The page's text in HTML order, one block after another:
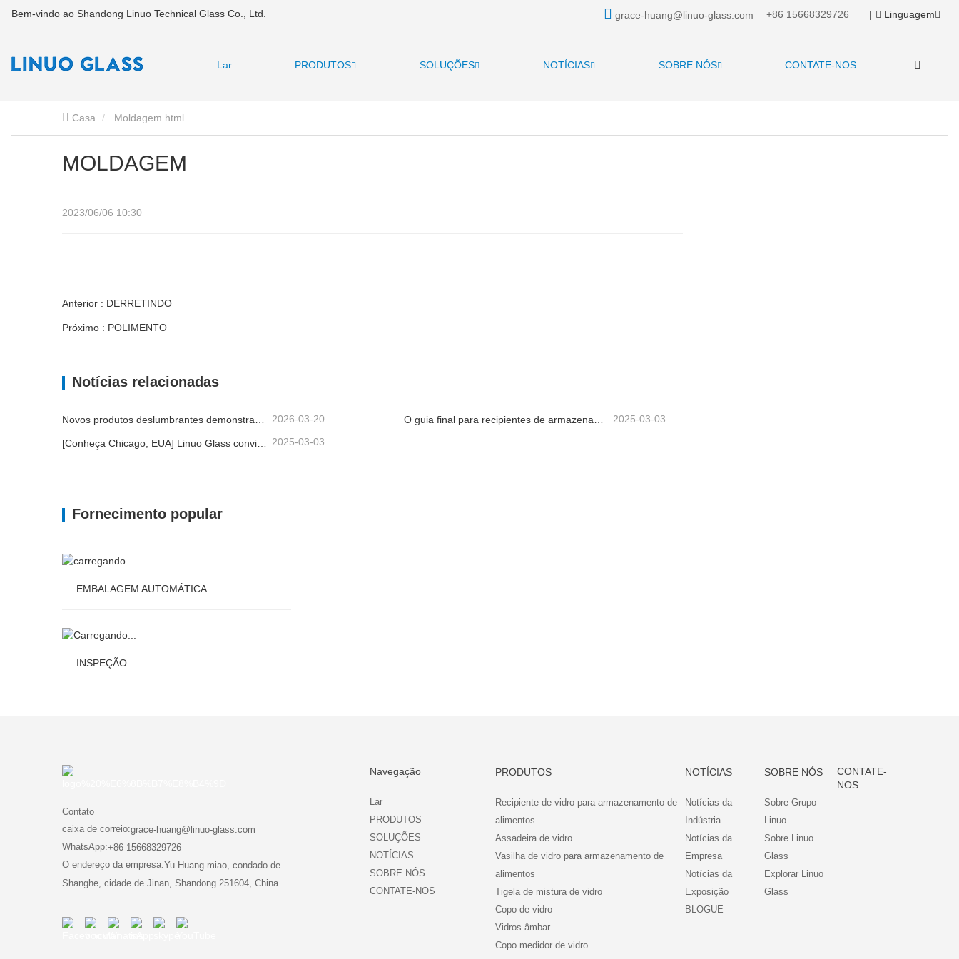
Bem-vindo ao Shandong Linuo Technical Glass Co., Ltd. grace-huang@linuo-glass.com +86 15668329726 | Linguagem
Lar PRODUTOS SOLUÇÕES NOTÍCIAS SOBRE NÓS CONTATE-NOS
Casa Moldagem.html
MOLDAGEM
2023/06/06 10:30
Anterior : DERRETINDO
Próximo : POLIMENTO
Notícias relacionadas
Novos produtos deslumbrantes demonstram a força central da marca | Linuo Special Glass estreia-se na Ambiente Frankfurt 2026-03-20 O guia final para recipientes de armazenamento de alimentos de vidro de alto borossilicato 2025-03-03
2025-03-03
Fornecimento popular
EMBALAGEM AUTOMÁTICA
EMBALAGEM AUTOMÁTICA
INSPEÇÃO
Contato
caixa de correio:grace-huang@linuo-glass.com
WhatsApp:+86 15668329726
O endereço da empresa:Yu Huang-miao, condado de
Shanghe, cidade de Jinan, Shandong 251604, China
Navegação
Lar
PRODUTOS
SOLUÇÕES
NOTÍCIAS
SOBRE NÓS
CONTATE-NOS
PRODUTOS
Recipiente de vidro para armazenamento de
alimentos
Assadeira de vidro
Vasilha de vidro para armazenamento de
alimentos
Tigela de mistura de vidro
Copo de vidro
Vidros âmbar
Copo medidor de vidro
NOTÍCIAS
Notícias da
Indústria
Notícias da
Empresa
Notícias da
Exposição
BLOGUE
SOBRE NÓS
Sobre Grupo
Linuo
Sobre Linuo
Glass
Explorar Linuo
Glass
CONTATE-
NOS